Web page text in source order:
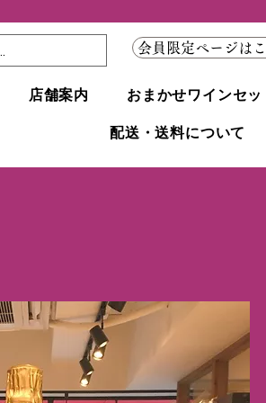
会員限定ページは
店舗案内 おまかせワインセッ
配送・送料について